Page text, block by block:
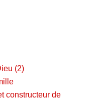
(2)
constructeur de